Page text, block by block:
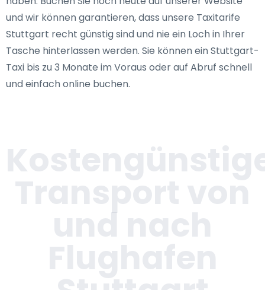
und wir können garantieren, dass unsere Taxitarife
Stuttgart recht günstig sind und nie ein Loch in Ihrer
Tasche hinterlassen werden. Sie können ein Stuttgart-
Taxi bis zu 3 Monate im Voraus oder auf Abruf schnell
und einfach online buchen.
und nach